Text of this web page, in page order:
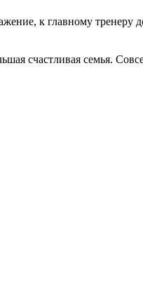
к главному тренеру
счастливая семья.